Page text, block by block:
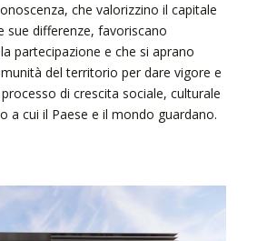
che valorizzino il capitale
sue differenze, favoriscano
la partecipazione e che si aprano
del territorio per dare vigore e
di crescita sociale, culturale
a cui il Paese e il mondo guardano.